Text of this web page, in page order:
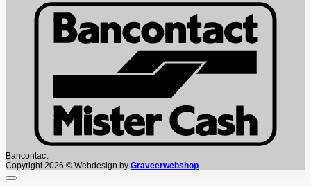
Bancontact
Copyright 2026 © Webdesign by Graveerwebshop